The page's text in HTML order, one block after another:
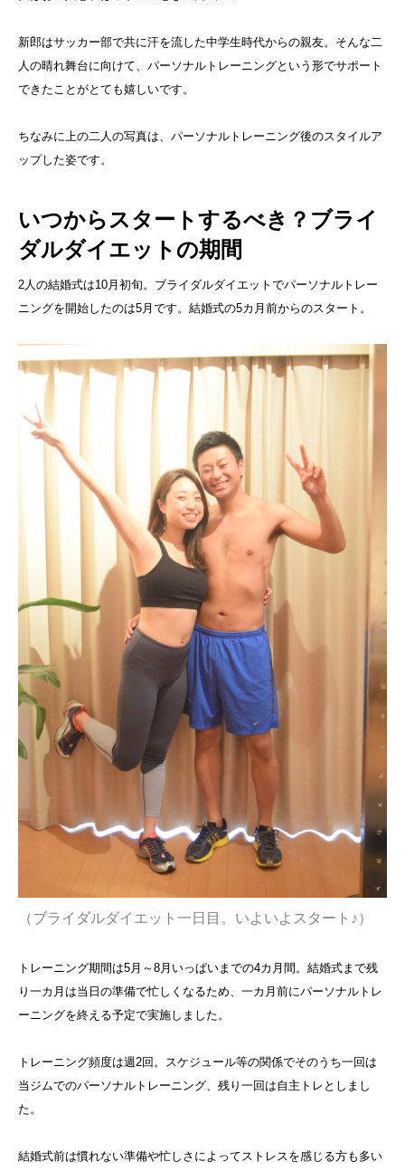
新郎はサッカー部で共に汗を流した中学生時代からの親友。そんな二
人の晴れ舞台に向けて、パーソナルトレーニングという形でサポート
できたことがとても嬉しいです。
ちなみに上の二人の写真は、パーソナルトレーニング後のスタイルア
ップした姿です。
いつからスタートするべき？ブライ
ダルダイエットの期間
2人の結婚式は10月初旬。ブライダルダイエットでパーソナルトレー
ニングを開始したのは5月です。結婚式の5カ月前からのスタート。
（ブライダルダイエット一日目。いよいよスタート♪）
トレーニング期間は5月～8月いっぱいまでの4カ月間。結婚式まで残
り一カ月は当日の準備で忙しくなるため、一カ月前にパーソナルトレ
ーニングを終える予定で実施しました。
トレーニング頻度は週2回。スケジュール等の関係でそのうち一回は
当ジムでのパーソナルトレーニング、残り一回は自主トレとしまし
た。
結婚式前は慣れない準備や忙しさによってストレスを感じる方も多い